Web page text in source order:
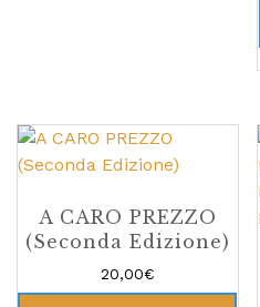
A CARO PREZZO
(Seconda Edizione)
20,00€